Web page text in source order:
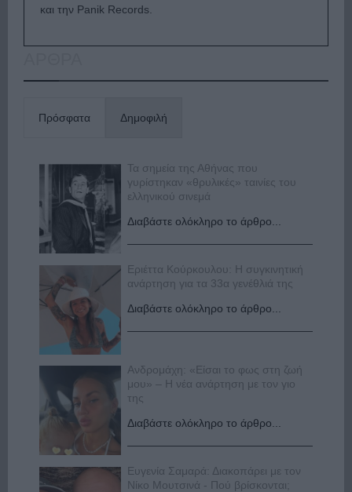
και την Panik Records.
Πρόσφατα Δημοφιλή
Τα σημεία της Αθήνας που
γυρίστηκαν «θρυλικές» ταινίες του
ελληνικού σινεμά
Διαβάστε ολόκληρο το άρθρο...
Εριέττα Κούρκουλου: Η συγκινητική
ανάρτηση για τα 33α γενέθλιά της
Διαβάστε ολόκληρο το άρθρο...
Ανδρομάχη: «Είσαι το φως στη ζωή
μου» – Η νέα ανάρτηση με τον γιο
της
Διαβάστε ολόκληρο το άρθρο...
Ευγενία Σαμαρά: Διακοπάρει με τον
Νίκο Μουτσινά - Πού βρίσκονται;